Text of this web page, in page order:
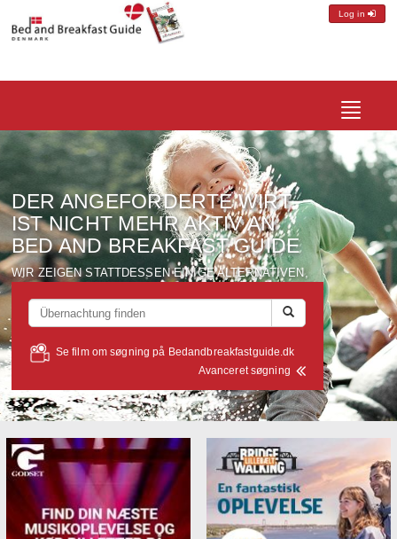
Log in
Toggle
DER ANGEFORDERTE WIRT
IST NICHT MEHR AKTIVAN
BED AND BREAKFAST GUIDE
WIR ZEIGEN STATTDESSEN EINIGE ALTERNATIVEN,
WIRTBEFINDET -SUCHEN SIE AUF...
Avanceret søgning
Se film om søgning på Bedandbreakfastguide.dk